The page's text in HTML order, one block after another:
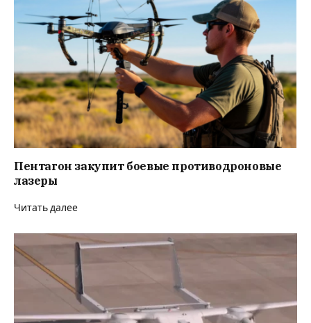
Пентагон закупит боевые противодроновые
лазеры
Читать далее